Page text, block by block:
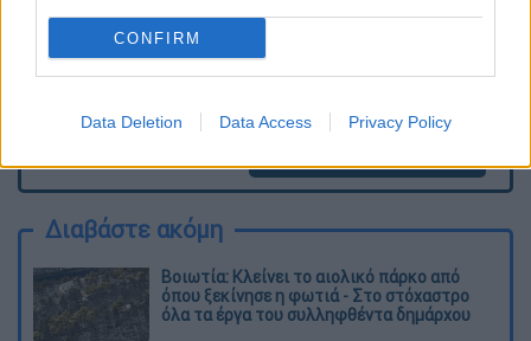
CONFIRM
Data Deletion Data Access Privacy Policy
Διαβάστε ακόμη
Βοιωτία: Κλείνει το αιολικό πάρκο από
όπου ξεκίνησε η φωτιά - Στο στόχαστρο
όλα τα έργα του συλληφθέντα δημάρχου